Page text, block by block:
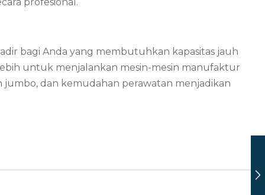
bagi Anda yang membutuhkan kapasitas jauh
untuk menjalankan mesin-mesin manufaktur
jumbo, dan kemudahan perawatan menjadikan